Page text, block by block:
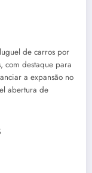
de carros por
com destaque para
a expansão no
abertura de